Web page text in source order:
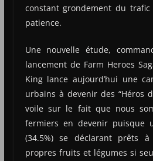
constant grondement du
patience.
Une nouvelle étude,
lancement de Farm Heroes
King lance aujourd’hui une
urbains à devenir des “Héros
voile sur le fait que nous
fermiers en devenir puisque
(34.5%) se déclarant prêts
propres fruits et légumes si